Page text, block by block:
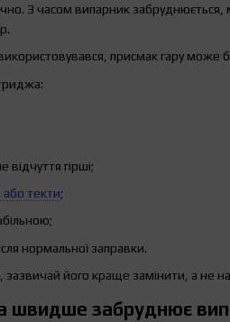
З часом випарник забруднюється,
присмак гару може
відчуття гірші;
або текти;
нормальної заправки.
його краще замінити, а не
швидше забруднює